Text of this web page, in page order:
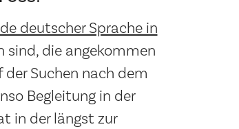
deutscher Sprache in
sind, die angekommen
Suchen nach dem
Begleitung in der
in der längst zur